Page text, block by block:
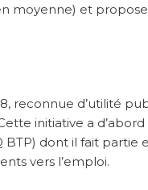
moyenne) et
reconnue d’utilité
initiative a
BTP) dont il fait partie
vers l’emploi.